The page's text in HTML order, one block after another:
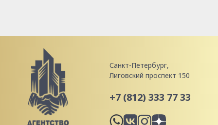
Санкт-Петербург,
Лиговский проспект 150
+7 (812) 333 77 33